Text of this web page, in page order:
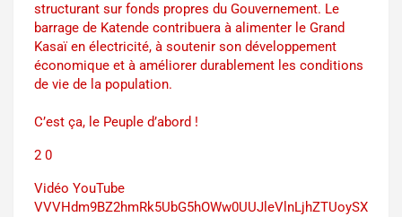
structurant sur fonds propres du Gouvernement. Le
barrage de Katende contribuera à alimenter le Grand
Kasaï en électricité, à soutenir son développement
économique et à améliorer durablement les conditions
de vie de la population.
C’est ça, le Peuple d’abord !
2 0
Vidéo YouTube
VVVHdm9BZ2hmRk5UbG5hOWw0UUJleVlnLjhZTUoySX